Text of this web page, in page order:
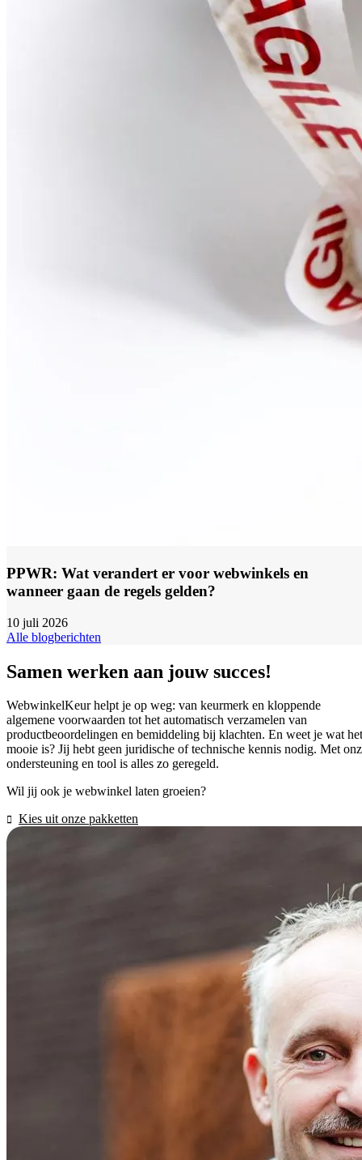
PPWR: Wat verandert er voor webwinkels en
wanneer gaan de regels gelden?
10 juli 2026
Alle blogberichten
Samen werken aan jouw succes!
WebwinkelKeur helpt je op weg: van keurmerk en kloppende
algemene voorwaarden tot het automatisch verzamelen van
productbeoordelingen en bemiddeling bij klachten. En weet je wat het
mooie is? Jij hebt geen juridische of technische kennis nodig. Met
ondersteuning en tool is alles zo geregeld.
Wil jij ook je webwinkel laten groeien?
Kies uit onze pakketten